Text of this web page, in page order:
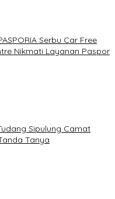
Serbu Car Free
Nikmati Layanan Paspor
Sipulung Camat
Tanya